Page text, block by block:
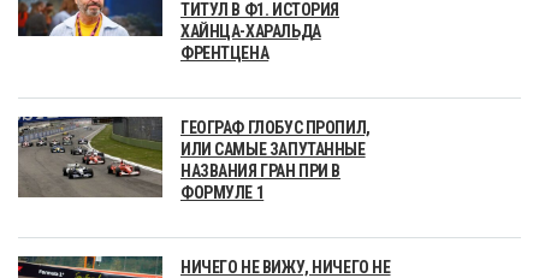
ТИТУЛ В Ф1. ИСТОРИЯ
ХАЙНЦА-ХАРАЛЬДА
ФРЕНТЦЕНА
ГЕОГРАФ ГЛОБУС ПРОПИЛ,
ИЛИ САМЫЕ ЗАПУТАННЫЕ
НАЗВАНИЯ ГРАН ПРИ В
ФОРМУЛЕ 1
НИЧЕГО НЕ ВИЖУ, НИЧЕГО НЕ